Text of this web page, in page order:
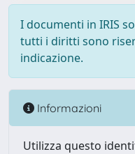
I documenti in IRIS
tutti i diritti sono
indicazione.
Informazioni
Utilizza questo